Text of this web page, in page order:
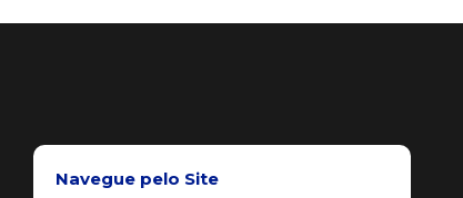
Navegue pelo Site